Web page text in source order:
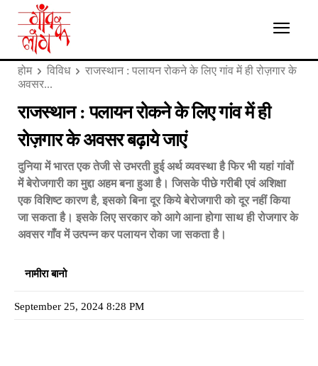
होम विविध
राजस्थान : पलायन रोकने के लिए गांव में ही रोज़गार के
अवसर...
राजस्थान : पलायन रोकने के लिए गांव में ही
रोज़गार के अवसर बढ़ाये जाएं
दुनिया में भारत एक तेजी से उभरती हुई अर्थ व्यवस्था है फिर भी यहां गांवों
में बेरोजगारी का मुद्दा अहम बना हुआ है। जिसके पीछे गरीबी एवं अशिक्षा
एक विशिष्ट कारण है, इसको बिना दूर किये बेरोजगारी को दूर नहीं किया
जा सकता है। इसके लिए सरकार को आगे आना होगा साथ ही रोजगार के
अवसर गाँव में उत्पन्न कर पलायन रोका जा सकता है।
नामीरा बानो
September 25, 2024 8:28 PM